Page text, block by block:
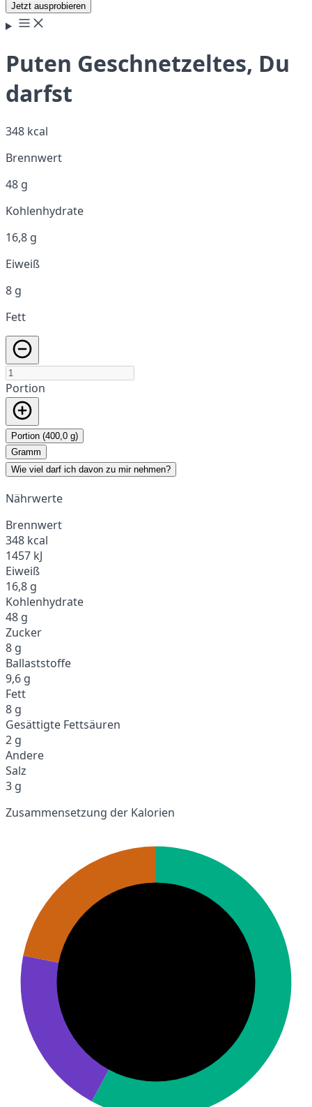
Jetzt ausprobieren
Puten Geschnetzeltes, Du
darfst
348 kcal
Brennwert
48 g
Kohlenhydrate
16,8 g
Eiweiß
8 g
Fett
Portion
Portion (400,0 g)
Gramm
Wie viel darf ich davon zu mir nehmen?
Nährwerte
Brennwert
348 kcal
1457 kJ
Eiweiß
16,8 g
Kohlenhydrate
48 g
Zucker
8 g
Ballaststoffe
9,6 g
Fett
8 g
Gesättigte Fettsäuren
2 g
Andere
Salz
3 g
Zusammensetzung der Kalorien